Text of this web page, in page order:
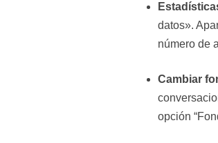
datos».
número de
Cambiar
opción